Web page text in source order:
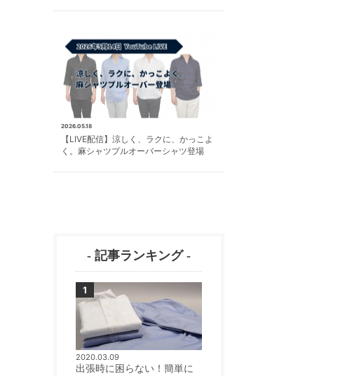
2026.05.18
【LIVE配信】涼しく、ラクに、かっこよ
く。麻シャツプルオーバーシャツ登場
- 記事ランキング -
2020.03.09
出張時に困らない！簡単に